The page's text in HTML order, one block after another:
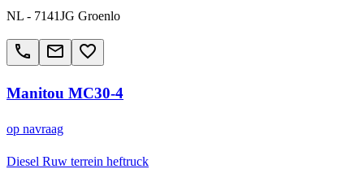
NL - 7141JG Groenlo
call email favorite_border
Manitou MC30-4
op navraag
Diesel Ruw terrein heftruck